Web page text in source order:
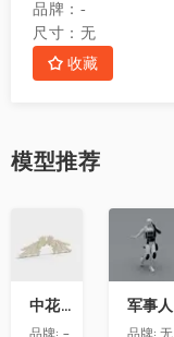
品牌： -
尺寸： 无
收藏
模型推荐
藏
中花-12
品牌: -
收
藏
军事人
品牌:无